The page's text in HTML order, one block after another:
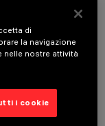
di
la navigazione
nelle nostre attività
i cookie